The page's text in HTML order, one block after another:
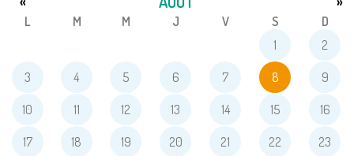
L M M J V S
D
1
2
3 4 5 6 7 8 9
10 11 12 13 14 15 16
17 18 19 20 21 22 23